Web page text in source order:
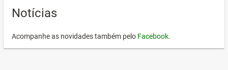
Notícias
Acompanhe as novidades também pelo Facebook.